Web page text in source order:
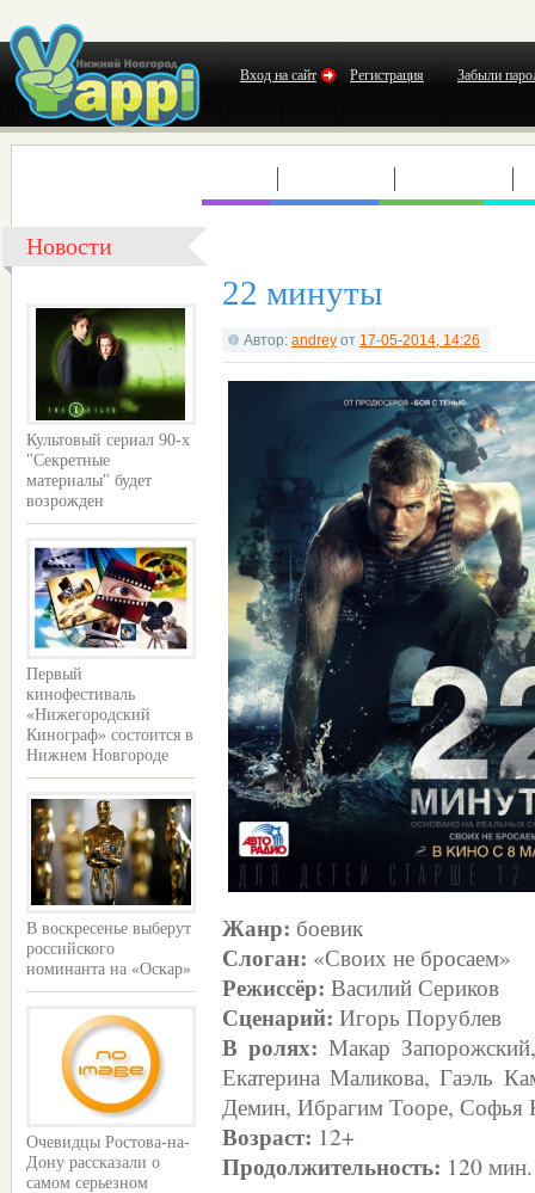
Вход на сайт Регистрация Забыли
Новости
Культовый сериал 90-х
"Секретные
материалы" будет
возрожден
Первый
кинофестиваль
«Нижегородский
Кинограф» состоится в
Нижнем Новгороде
В воскресенье выберут
российского
номинанта на «Оскар»
Очевидцы Ростова-на-
Дону рассказали о
самом серьезном
22 минуты
Автор: andrey от 17-05-2014, 14:26
Жанр: боевик
Слоган: «Своих не бросаем»
Режиссёр: Василий Сериков
Сценарий: Игорь Порублев
В ролях: Макар
Екатерина Маликова, Гаэль
Демин, Ибрагим Тооре, Софья
Возраст: 12+
Продолжительность: 120 мин.